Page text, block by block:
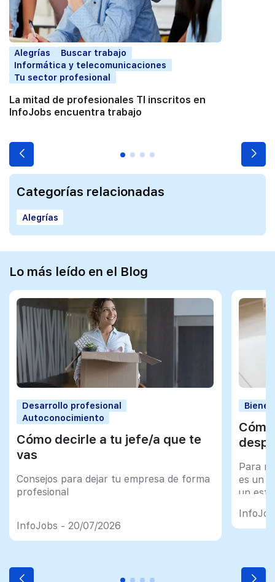
Alegrías
Buscar trabajo
Informática y telecomunicaciones
Tu sector profesional
La mitad de profesionales TI inscritos en
InfoJobs encuentra trabajo
Categorías relacionadas
Alegrías
Lo más leído en el Blog
Desarrollo profesional
Autoconocimiento
Cómo decirle a tu jefe/a que te
vas
Consejos para dejar tu empresa de forma
profesional
InfoJobs - 20/07/2026
Para
es un
un